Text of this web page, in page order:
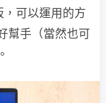
可以運用的方
幫手（當然也可